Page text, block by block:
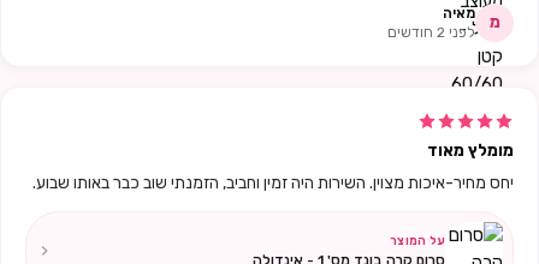
מ
מאיה
לפני 2 חודשים
מומלץ מאוד
יחס מחיר-איכות מצוין. השירות היה זמין וחביב, הזמנתי שוב כבר באותו שבוע.
על המוצר
סרום קרה בונד מס' 1 - אינדולה